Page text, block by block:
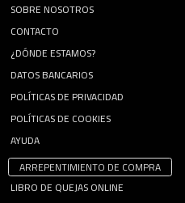
SOBRE NOSOTROS
CONTACTO
¿DÓNDE ESTAMOS?
DATOS BANCARIOS
POLÍTICAS DE PRIVACIDAD
POLÍTICAS DE COOKIES
AYUDA
ARREPENTIMIENTO DE COMPRA
LIBRO DE QUEJAS ONLINE